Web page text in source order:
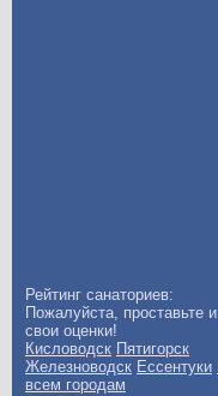
Рейтинг санаториев:
Пожалуйста, проставьте и
свои оценки!
Кисловодск Пятигорск
Железноводск Ессентуки
всем городам